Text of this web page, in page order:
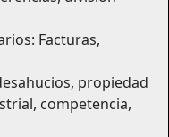
Facturas,
propiedad
competencia,